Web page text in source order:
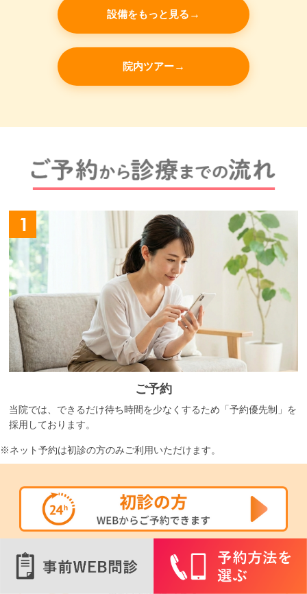
設備をもっと見る
院内ツアー
ご予約
当院では、できるだけ待ち時間を少なくするため「予約優先制」を
採用しております。
ネット予約は初診の方のみご利用いただけます。